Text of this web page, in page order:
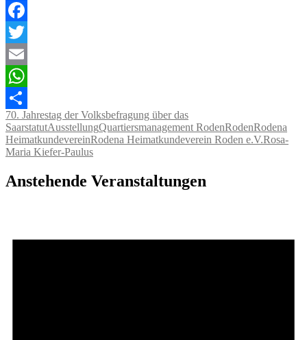
Facebook
Twitter
Email
WhatsApp
Teilen
70. Jahrestag der Volksbefragung über das
SaarstatutAusstellungQuartiersmanagement RodenRodenRodena
HeimatkundevereinRodena Heimatkundeverein Roden e.V.Rosa-
Maria Kiefer-Paulus
Anstehende Veranstaltungen